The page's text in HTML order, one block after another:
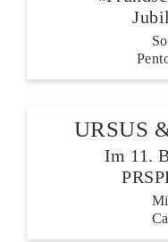
URSUS
Im 11.